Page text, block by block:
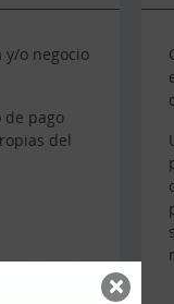
y/o negocio
de pago
del
×